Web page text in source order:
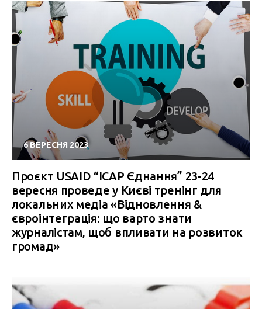
6 ВЕРЕСНЯ 2023
Проєкт USAID “ІСАР Єднання” 23-24
вересня проведе у Києві тренінг для
локальних медіа «Відновлення &
євроінтеграція: що варто знати
журналістам, щоб впливати на розвиток
громад»